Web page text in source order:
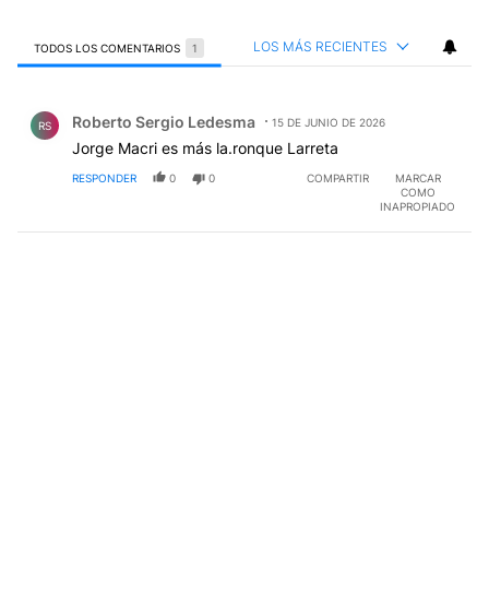
TODOS LOS COMENTARIOS 1 LOS MÁS RECIENTES
RS Roberto Sergio Ledesma 15 DE JUNIO DE 2026
Jorge Macri es más la.ronque Larreta
RESPONDER 0 0 COMPARTIR
MARCAR
COMO
INAPROPIADO